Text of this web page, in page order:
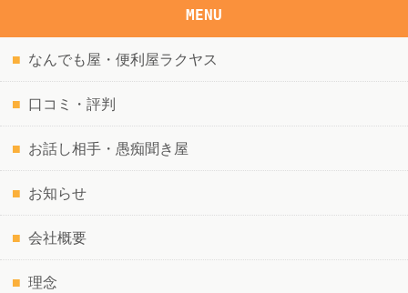
MENU
なんでも屋・便利屋ラクヤス
口コミ・評判
お話し相手・愚痴聞き屋
お知らせ
会社概要
理念